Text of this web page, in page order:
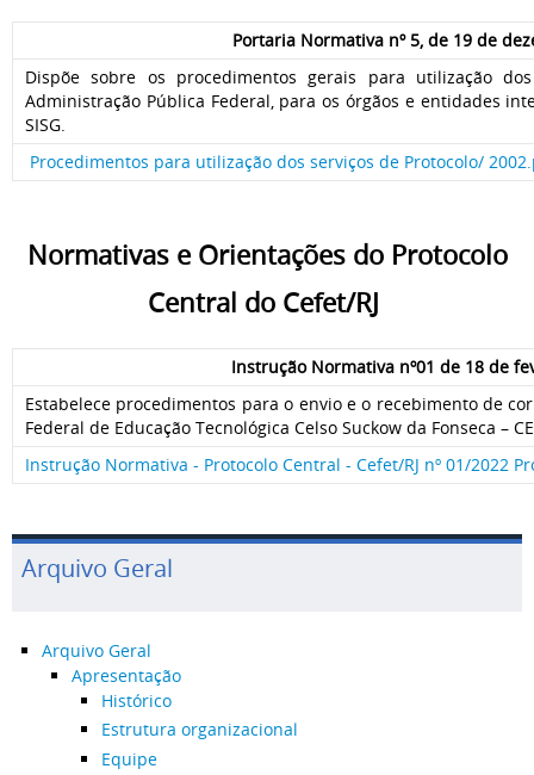
Portaria Normativa nº 5, de 19 de
Dispõe sobre os procedimentos gerais para utilização
Administração Pública Federal, para os órgãos e entidades
SISG.
Procedimentos para utilização dos serviços de Protocolo/
Normativas e Orientações do Protocolo
Central do Cefet/RJ
Instrução Normativa nº01 de 18 de
Estabelece procedimentos para o envio e o recebimento de
Federal de Educação Tecnológica Celso Suckow da Fonseca –
Instrução Normativa - Protocolo Central - Cefet/RJ nº 01/2022
Arquivo Geral
Arquivo Geral
Apresentação
Histórico
Estrutura organizacional
Equipe